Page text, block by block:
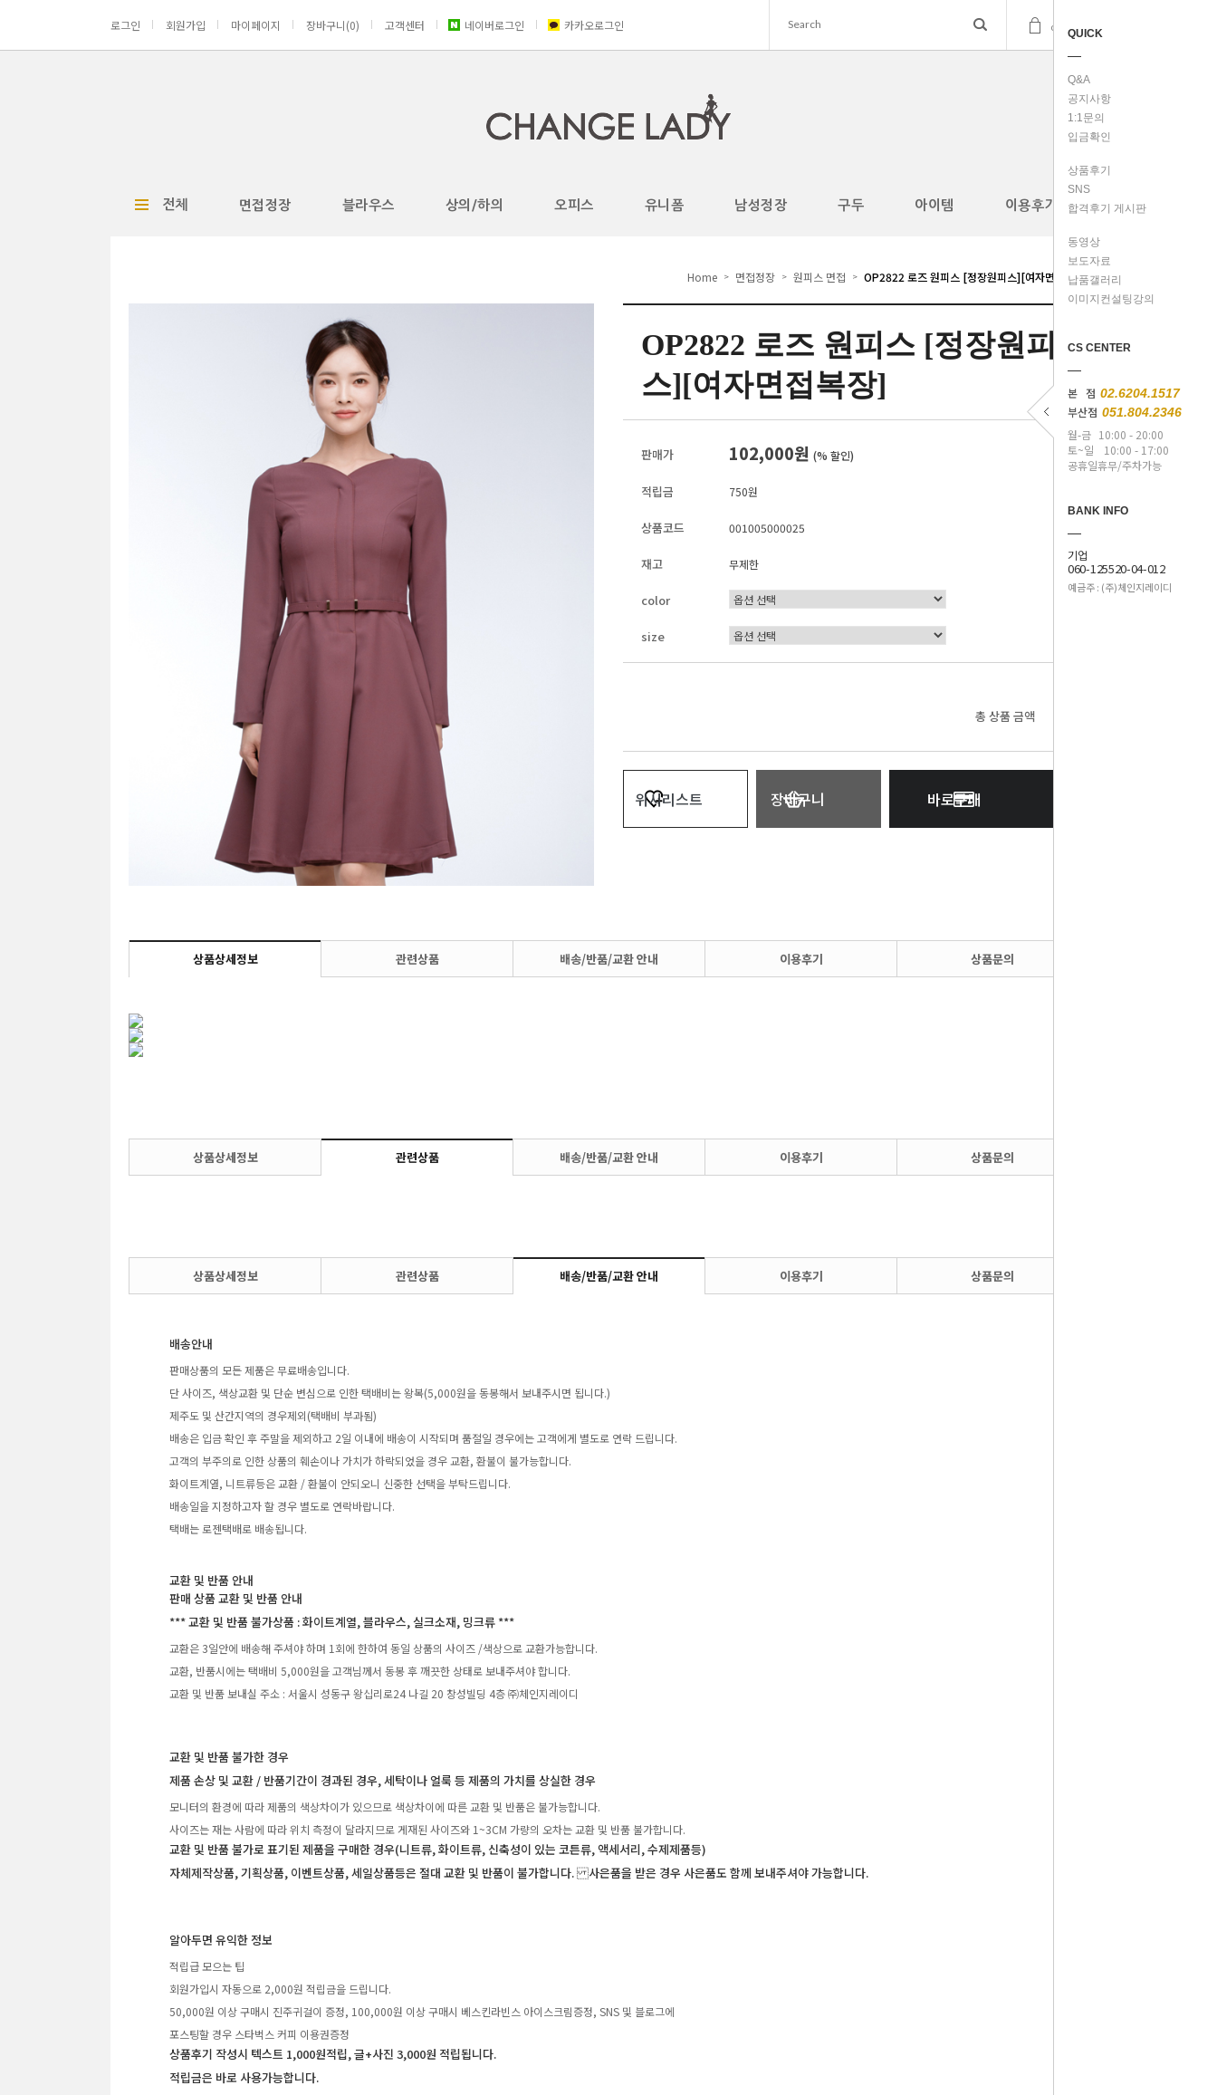
QUICK
Q&A
공지사항
1:1문의
입금확인
상품후기
SNS
합격후기 게시판
동영상
보도자료
납품갤러리
이미지컨설팅강의
CS CENTER
본 점 02.6204.1517
부산점 051.804.2346
월-금 10:00 - 20:00
토~일
10:00 - 17:00
공휴일휴무/주차가능
BANK INFO
기업
060-125520-04-012
예금주 : (주)체인지레이디
로그인 회원가입 마이페이지 장바구니(0) 고객센터 네이버로그인 카카오로그인 cart(0)
전체 면접정장 블라우스 상의/하의 오피스 유니폼 남성정장 구두 아이템 이용후기
Home > 면접정장 > 원피스 면접 > OP2822 로즈 원피스 [정장원피스][여자면접복장]
OP2822 로즈 원피스 [정장원피
스][여자면접복장]
판매가 102,000원 (% 할인)
적립금 750원
상품코드 001005000025
재고 무제한
color
size
총 상품 금액
위시리스트 장바구니 바로구매
상품상세정보 관련상품 배송/반품/교환 안내 이용후기 상품문의
상품상세정보 관련상품 배송/반품/교환 안내 이용후기 상품문의
상품상세정보 관련상품 배송/반품/교환 안내 이용후기 상품문의
배송안내
판매상품의 모든 제품은 무료배송입니다.
단 사이즈, 색상교환 및 단순 변심으로 인한 택배비는 왕복(5,000원을 동봉해서 보내주시면 됩니다.)
제주도 및 산간지역의 경우제외(택배비 부과됨)
배송은 입금 확인 후 주말을 제외하고 2일 이내에 배송이 시작되며 품절일 경우에는 고객에게 별도로 연락 드립니다.
고객의 부주의로 인한 상품의 훼손이나 가치가 하락되었을 경우 교환, 환불이 불가능합니다.
화이트계열, 니트류등은 교환 / 환불이 안되오니 신중한 선택을 부탁드립니다.
배송일을 지정하고자 할 경우 별도로 연락바랍니다.
택배는 로젠택배로 배송됩니다.
교환 및 반품 안내
판매 상품 교환 및 반품 안내
*** 교환 및 반품 불가상품 : 화이트계열, 블라우스, 실크소재, 밍크류 ***
교환은 3일안에 배송해 주셔야 하며 1회에 한하여 동일 상품의 사이즈 /색상으로 교환가능합니다.
교환, 반품시에는 택배비 5,000원을 고객님께서 동봉 후 깨끗한 상태로 보내주셔야 합니다.
교환 및 반품 보내실 주소 : 서울시 성동구 왕십리로24 나길 20 창성빌딩 4층 ㈜체인지레이디
교환 및 반품 불가한 경우
제품 손상 및 교환 / 반품기간이 경과된 경우, 세탁이나 얼룩 등 제품의 가치를 상실한 경우
모니터의 환경에 따라 제품의 색상차이가 있으므로 색상차이에 따른 교환 및 반품은 불가능합니다.
사이즈는 재는 사람에 따라 위치 측정이 달라지므로 게재된 사이즈와 1~3CM 가량의 오차는 교환 및 반품 불가합니다.
교환 및 반품 불가로 표기된 제품을 구매한 경우(니트류, 화이트류, 신축성이 있는 코튼류, 액세서리, 수제제품등)
자체제작상품, 기획상품, 이벤트상품, 세일상품등은 절대 교환 및 반품이 불가합니다. 사은품을 받은 경우 사은품도 함께 보내주셔야 가능합니다.
알아두면 유익한 정보
적립급 모으는 팁
회원가입시 자동으로 2,000원 적립금을 드립니다.
50,000원 이상 구매시 진주귀걸이 증정, 100,000원 이상 구매시 베스킨라빈스 아이스크림증정, SNS 및 블로그에
포스팅할 경우 스타벅스 커피 이용권증정
상품후기 작성시 텍스트 1,000원적립, 글+사진 3,000원 적립됩니다.
적립금은 바로 사용가능합니다.